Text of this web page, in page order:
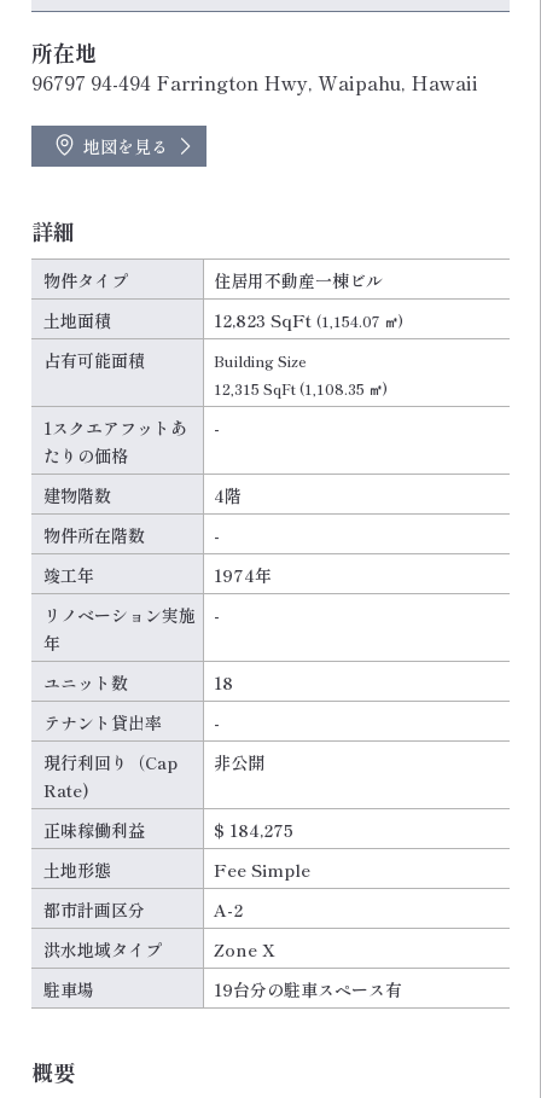
所在地
96797 94-494 Farrington Hwy, Waipahu, Hawaii
地図を見る
詳細
物件タイプ
住居用不動産一棟ビル
土地面積
12,823 SqFt (1,154.07 ㎡)
占有可能面積
Building Size
12,315 SqFt(1,108.35 ㎡)
1スクエアフットあ
たりの価格
-
建物階数
4階
物件所在階数
-
竣工年
1974年
リノベーション実施
年
-
ユニット数
18
テナント貸出率
-
現行利回り（Cap
Rate)
非公開
正味稼働利益
$ 184,275
土地形態
Fee Simple
都市計画区分
A-2
洪水地域タイプ
Zone X
駐車場
19台分の駐車スペース有
概要